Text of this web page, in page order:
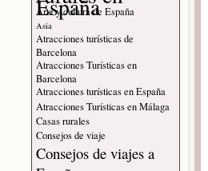
Arte y cultura de España
Asia
Atracciones turísticas de
Barcelona
Atracciones Turísticas en
Barcelona
Atracciones turísticas en España
Atracciones Turísticas en Málaga
Casas rurales
Consejos de viaje
Consejos de viajes a